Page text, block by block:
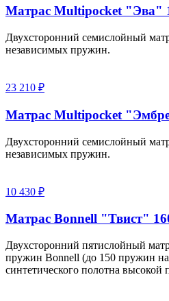
Матрас Multipocket "Эва"
Двухсторонний семислойный
независимых пружин.
23 210 ₽
Матрас Multipocket
Двухсторонний семислойный
независимых пружин.
10 430 ₽
Матрас Bonnell "Твист"
Двухсторонний пятислойный
пружин Bonnell (до 150 пружин
синтетического полотна высокой